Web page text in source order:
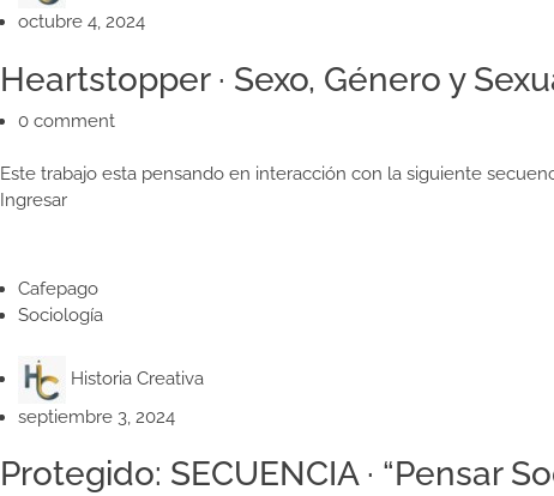
octubre 4, 2024
Heartstopper · Sexo, Género y
0 comment
Este trabajo esta pensando en interacción con la siguiente
Ingresar
Cafepago
Sociología
Historia Creativa
septiembre 3, 2024
Protegido: SECUENCIA · “Pensar